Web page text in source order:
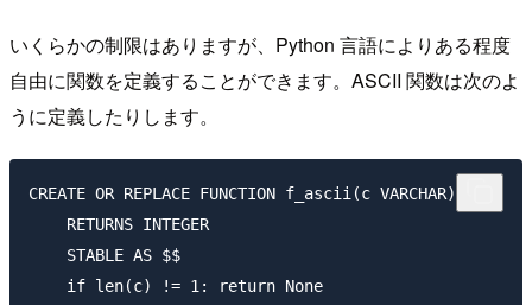
いくらかの制限はありますが、Python 言語によりある程度
自由に関数を定義することができます。ASCII 関数は次のよ
うに定義したりします。
CREATE OR REPLACE FUNCTION f_ascii(c VARCHAR)
    RETURNS INTEGER
    STABLE AS $$
    if len(c) != 1: return None